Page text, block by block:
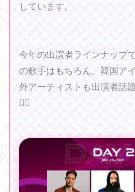
しています。
今年の出演者ラインナップ
の歌手はもちろん、韓国ア
外アーティストも出演者話
❤️‍🔥